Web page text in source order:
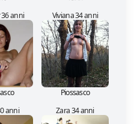
anni Viviana 34 anni
Piossasco
anni Zara 34 anni